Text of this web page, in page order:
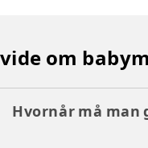
om
Hvornår må man